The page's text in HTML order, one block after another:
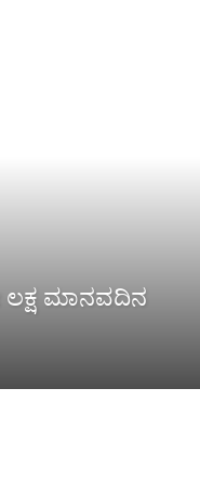
ಲಕ್ಷ ಮಾನವದಿನ